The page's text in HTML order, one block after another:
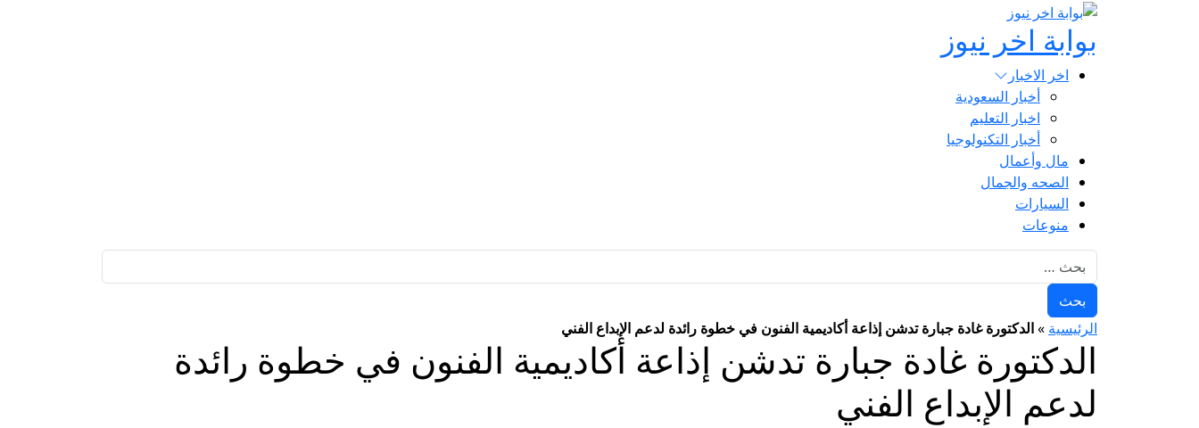
بوابة اخر نيوز
اخر الاخبار
أخبار السعودية
اخبار التعليم
أخبار التكنولوجيا
مال وأعمال
الصحه والجمال
السيارات
منوعات
الرئيسية »الدكتورة غادة جبارة تدشن إذاعة أكاديمية الفنون في خطوة رائدة لدعم الإبداع الفني
الدكتورة غادة جبارة تدشن إذاعة أكاديمية الفنون في خطوة رائدة
لدعم الإبداع الفني